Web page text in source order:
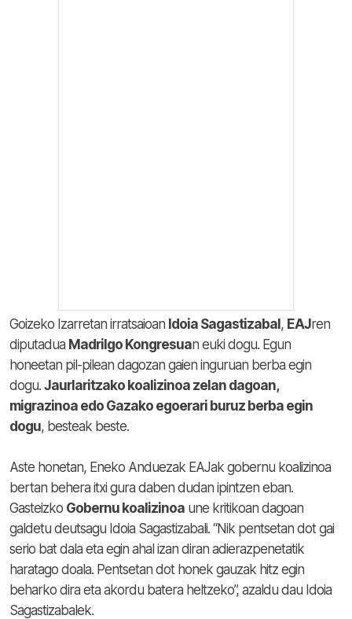
Goizeko Izarretan irratsaioan Idoia Sagastizabal , EAJren
diputadua Madrilgo Kongresuan euki dogu. Egun
honeetan pil-pilean dagozan gaien inguruan berba egin
dogu. Jaurlaritzako koalizinoa zelan dagoan,
migrazinoa edo Gazako egoerari buruz berba egin
dogu, besteak beste.
Aste honetan, Eneko Anduezak EAJak gobernu koalizinoa
bertan behera itxi gura daben dudan ipintzen eban.
Gasteizko Gobernu koalizinoa une kritikoan dagoan
galdetu deutsagu Idoia Sagastizabali. “Nik pentsetan dot gai
serio bat dala eta egin ahal izan diran adierazpenetatik
haratago doala. Pentsetan dot honek gauzak hitz egin
beharko dira eta akordu batera heltzeko”, azaldu dau Idoia
Sagastizabalek.